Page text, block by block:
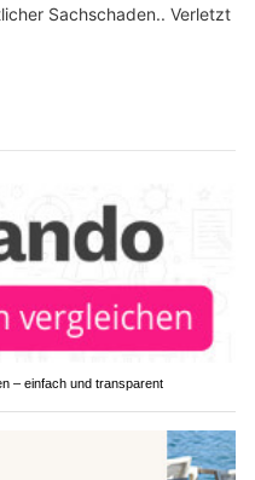
Sachschaden.. Verletzt
– einfach und transparent